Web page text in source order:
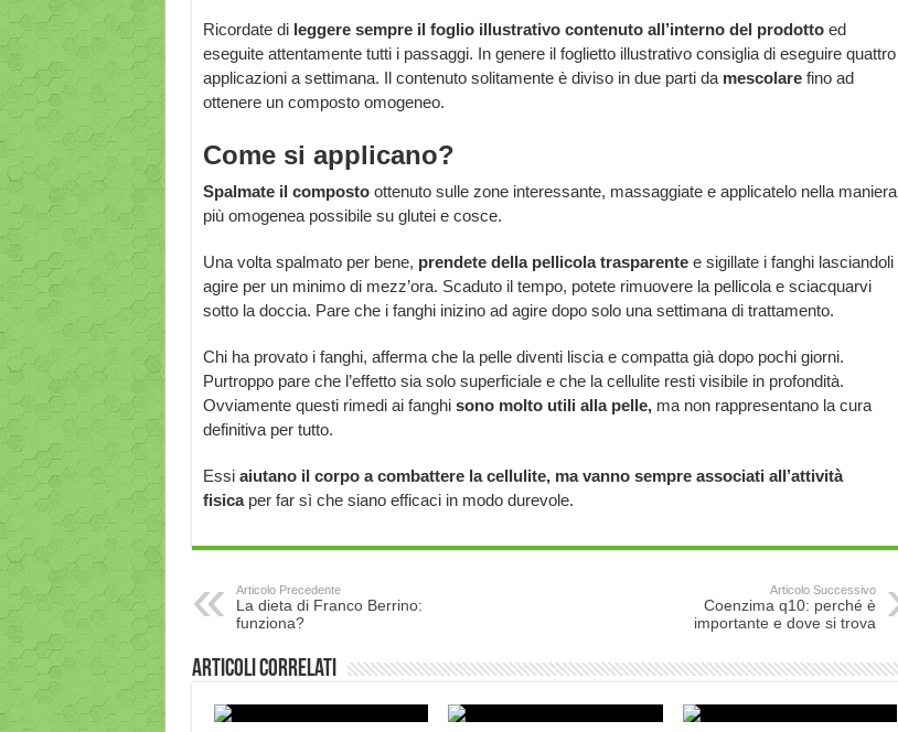
Ricordate dileggere sempre il foglio illustrativo contenuto all’interno del prodottoed
eseguite attentamente tutti i passaggi. In genere il foglietto illustrativo consiglia di eseguire quattro
applicazioni a settimana. Il contenuto solitamente è diviso in due parti da mescolarefino ad
ottenere un composto omogeneo.
Come si applicano?
Spalmate il compostoottenuto sulle zone interessante, massaggiate e applicatelo nella maniera
più omogenea possibile su glutei e cosce.
Una volta spalmato per bene, prendete della pellicola trasparentee sigillate i fanghi lasciandoli
agire per un minimo di mezz’ora. Scaduto il tempo, potete rimuovere la pellicola e sciacquarvi
sotto la doccia. Pare che i fanghi inizino ad agire dopo solo una settimana di trattamento.
Chi ha provato i fanghi, afferma che la pelle diventi liscia e compatta già dopo pochi giorni.
Purtroppo pare che l’effetto sia solo superficiale e che la cellulite resti visibile in profondità.
Ovviamente questi rimedi ai fanghi sono molto utili alla pelle,ma non rappresentano la cura
definitiva per tutto.
Essi aiutano il corpo a combattere la cellulite, ma vanno sempre associati all’attività
fisicaper far sì che siano efficaci in modo durevole.
Articolo Precedente
La dieta di Franco Berrino:
funziona?
Articolo Successivo
Coenzima q10: perché è
importante e dove si trova
Articoli correlati